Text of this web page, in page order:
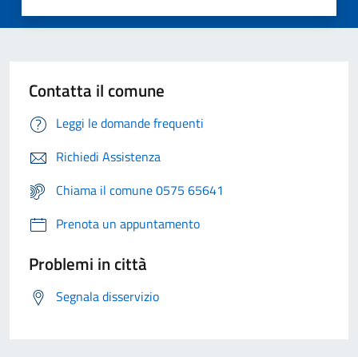
Contatta il comune
Leggi le domande frequenti
Richiedi Assistenza
Chiama il comune 0575 65641
Prenota un appuntamento
Problemi in città
Segnala disservizio